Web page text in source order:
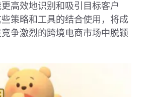
高效地识别和吸引目标客户
策略和工具的结合使用，将成
争激烈的跨境电商市场中脱颖